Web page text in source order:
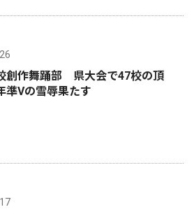
創作舞踊部 県大会で47校の頂
Vの雪辱果たす